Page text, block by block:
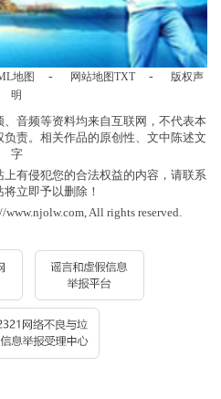
地图 - 网站地图TXT -
版权声
明
音频等资料均来自互联网，不代表本
责。相关作品的原创性、文中陈述文
字
有侵犯您的合法权益的内容，请联系
立即予以删除！
All rights reserved.